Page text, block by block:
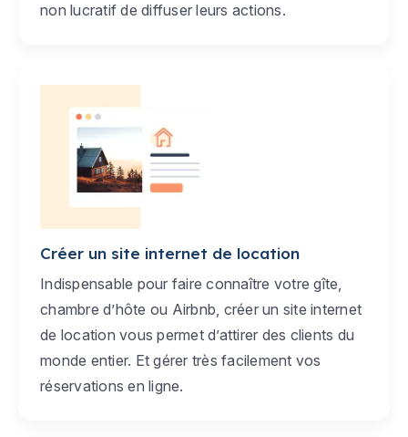
non lucratif de diffuser leurs actions.
Créer un site internet de location
Indispensable pour faire connaître votre gîte,
chambre d’hôte ou Airbnb, créer un site internet
de location vous permet d’attirer des clients du
monde entier. Et gérer très facilement vos
réservations en ligne.